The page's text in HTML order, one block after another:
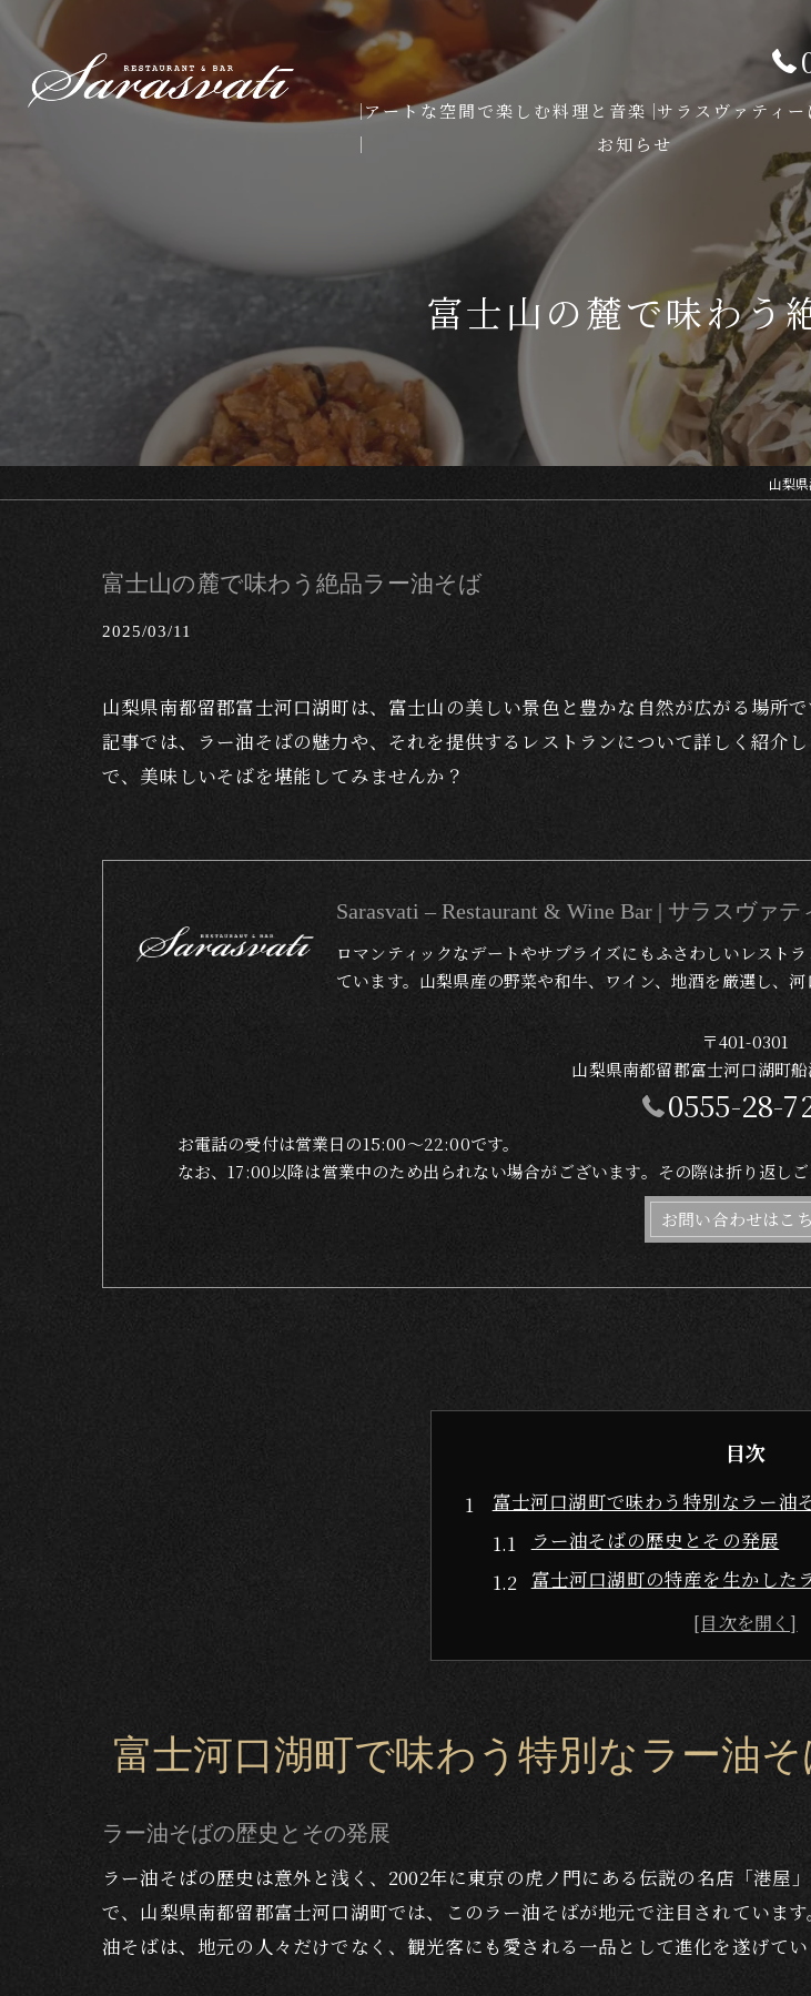
アートな空間で楽しむ料理と音楽 サラスヴァティ
お知らせ
富士山の麓で味わう
山梨
富士山の麓で味わう絶品ラー油そば
2025/03/11
山梨県南都留郡富士河口湖町は、富士山の美しい景色と豊かな自然が広がる場所
記事では、ラー油そばの魅力や、それを提供するレストランについて詳しく紹介
で、美味しいそばを堪能してみませんか？
Sarasvati – Restaurant & Wine Bar | サラスヴァ
ロマンティックなデートやサプライズにもふさわしいレスト
ています。山梨県産の野菜や和牛、ワイン、地酒を厳選し、
〒401-0301
山梨県南都留郡富士河口湖町船
0555-28-
お電話の受付は営業日の15:00〜22:00です。
なお、17:00以降は営業中のため出られない場合がございます。その際は折り返し
お問い合わせはこ
目次
富士河口湖町で味わう特別なラー油
ラー油そばの歴史とその発展
富士河口湖町の特産を生かした
辛さと風味のバランスが絶妙な
旅行者に人気のラー油そばの秘
地元の食材を使った絶品ラー油そば
こだわりの地元食材とその魅力
富士河口湖町の食材を活かした
食材から見える富士河口湖町の
地産地消を推進するレストラン
富士河口湖町で味わう特別なラー油そ
ラー油そばの歴史とその発展
ラー油そばの歴史は意外と浅く、2002年に東京の虎ノ門にある伝説の名店「港
で、山梨県南都留郡富士河口湖町では、このラー油そばが地元で注目されていま
油そばは、地元の人々だけでなく、観光客にも愛される一品として進化を遂げてい